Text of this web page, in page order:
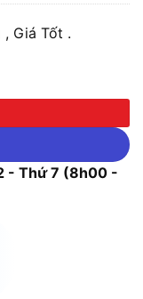
, Giá Tốt .
- Thứ 7 (8h00 -